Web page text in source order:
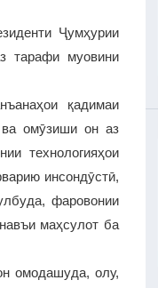
Ҷумҳурии
тарафи муовини
қадимаи
ва омӯзиши он аз
технологияҳои
инсондӯстӣ,
фаровонии
маҳсулот ба
омодашуда, олу,